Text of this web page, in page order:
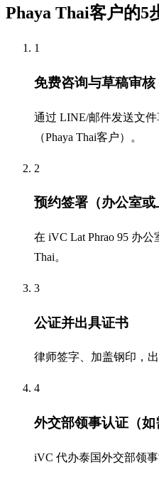
Phaya Thai客户的5
1
免费咨询与草稿审核
通过 LINE/邮件发送文
（Phaya Thai客户）。
2
预约签署（办公室或
在 iVC Lat Phrao 95 办
Thai。
3
公证并出具证书
律师签字、加盖钢印，
4
外交部领事认证（如
iVC 代办泰国外交部领